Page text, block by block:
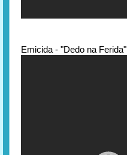
Emicida - "Dedo na Ferida"